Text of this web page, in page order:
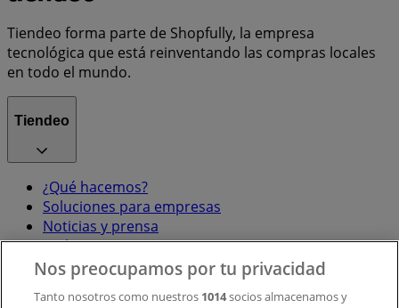
Tiendeo forma parte de Shopfully, la empresa
tecnológica que está reinventando las compras locales
en todo el mundo.
Tiendeo
¿Qué hacemos?
Soluciones para empresas
Noticias y prensa
Trabaja con nosotros
Contacto
Nos preocupamos por tu privacidad
Tanto nosotros como nuestros 1014socios almacenamos y